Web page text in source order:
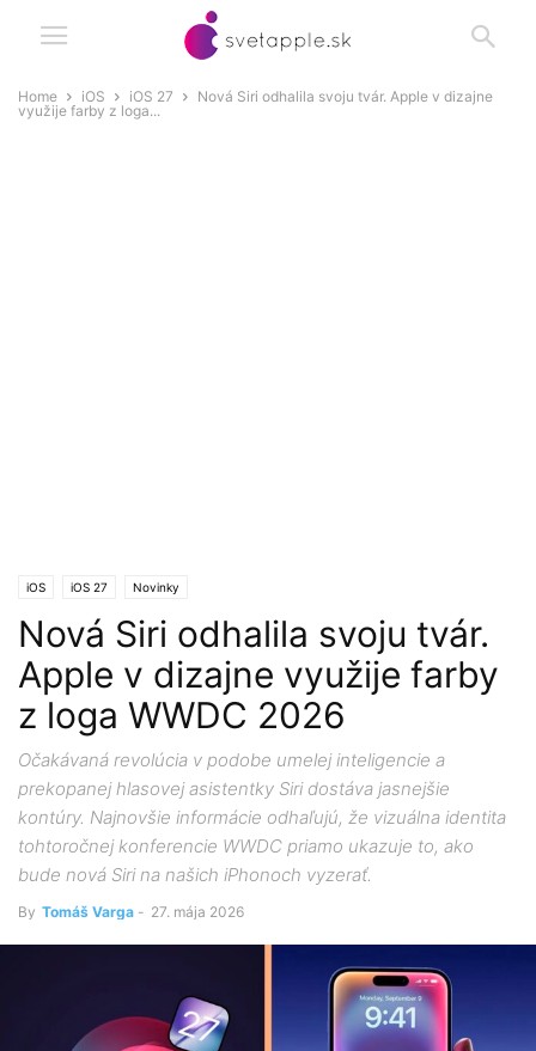
Home iOS iOS 27
Nová Siri odhalila svoju tvár. Apple v dizajne
využije farby z loga...
iOS iOS 27 Novinky
Nová Siri odhalila svoju tvár.
Apple v dizajne využije farby
z loga WWDC 2026
Očakávaná revolúcia v podobe umelej inteligencie a
prekopanej hlasovej asistentky Siri dostáva jasnejšie
kontúry. Najnovšie informácie odhaľujú, že vizuálna identita
tohtoročnej konferencie WWDC priamo ukazuje to, ako
bude nová Siri na našich iPhonoch vyzerať.
By Tomáš Varga - 27. mája 2026